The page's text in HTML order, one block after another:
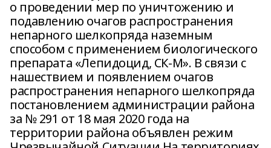
о проведении мер по уничтожению и
подавлению очагов распространения
непарного шелкопряда наземным
способом с применением биологического
препарата «Лепидоцид, СК-М». В связи с
нашествием и появлением очагов
распространения непарного шелкопряда
постановлением администрации района
за № 291 от 18 мая 2020 года на
территории района объявлен режим